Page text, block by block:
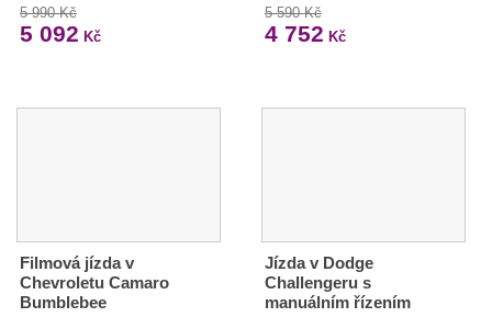
5 990 Kč
5 092 Kč
5 590 Kč
4 752 Kč
Filmová jízda v
Chevroletu Camaro
Bumblebee
Jízda v Dodge
Challengeru s
manuálním řízením